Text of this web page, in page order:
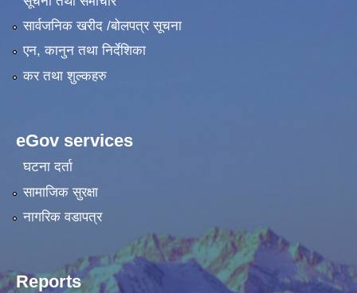
सार्वजनिक खरीद /बोलपत्र सूचना
एन, कानुन तथा निर्देशिका
कर तथा शुल्कहरु
eGov services
घटना दर्ता
सामाजिक सुरक्षा
नागरिक वडापत्र
Reports